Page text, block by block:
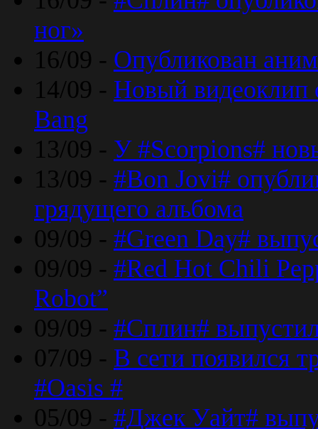
ног»
16/09 - Опубликован
14/09 - Новый видеоклип
Bang
13/09 - У #Scorpions#
13/09 - #Bon Jovi#
грядущего альбома
09/09 - #Green Day#
09/09 - #Red Hot Chili
Robot”
09/09 - #Сплин#
07/09 - В сети появился
#Oasis #
05/09 - #Джек Уайт#